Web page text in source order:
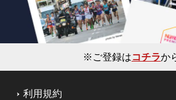
※ご登録はコチラか
利用規約